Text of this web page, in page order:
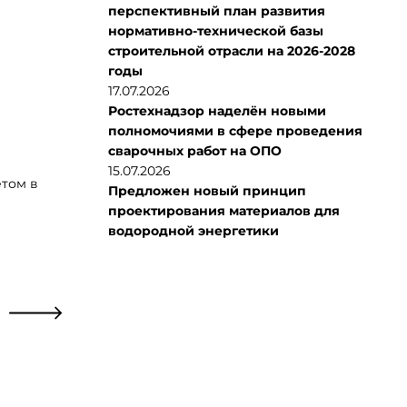
в
перспективный план развития
нормативно-технической базы
строительной отрасли на 2026-2028
годы
17.07.2026
Ростехнадзор наделён новыми
полномочиями в сфере проведения
сварочных работ на ОПО
15.07.2026
Предложен новый принцип
проектирования материалов для
водородной энергетики